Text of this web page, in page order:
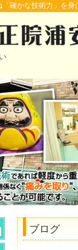
確かな技術力」を
ブログ